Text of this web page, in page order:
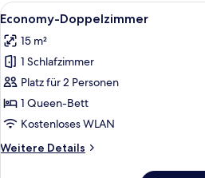
Alle
Fotos
für
Economy-
Doppelzimmer
anzeigen
Ein
4
Economy-Doppelzimmer
15 m²
1 Schlafzimmer
Platz für 2 Personen
1 Queen-Bett
Kostenloses WLAN
Weitere Details
Weitere